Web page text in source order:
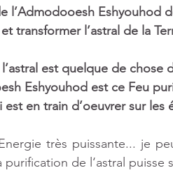
l’Admodooesh Eshyouhod
transformer l’astral de la
l’astral est quelque de
Eshyouhod est ce Feu
est en train d’oeuvrer sur les
très puissante... je
de l‘astral puisse